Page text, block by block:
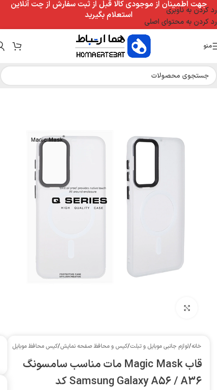
رد کردن به ناوبری
رد کردن به محتوای اصلی
جهت اطمینان از موجودی کالا قبل از ثبت سفارش از چت آنلاین
استعلام بگیرید
منو
خانه/لوازم جانبی موبایل و تبلت/کیس و محافظ صفحه نمایش/کیس محافظ موبایل
قاب Magic Mask مات مناسب سامسونگ
Samsung Galaxy A56 / A36 کد